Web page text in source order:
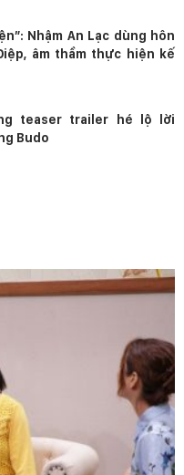
Nhậm An Lạc dùng hôn
âm thầm thực hiện kế
teaser trailer hé lộ lời
Budo